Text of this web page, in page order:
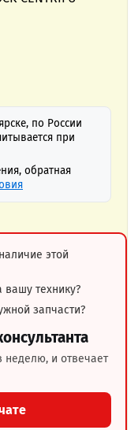
по России
при
обратная
этой
технику?
запчасти?
неделю, и отвечает